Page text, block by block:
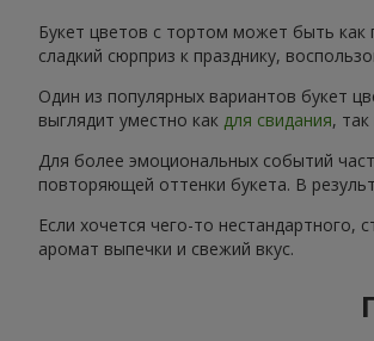
Букет цветов с тортом может быть
сладкий сюрприз к празднику,
Один из популярных вариантов букет
выглядит уместно как для свидания,
Для более эмоциональных событий
повторяющей оттенки букета. В
Если хочется чего-то
аромат выпечки и свежий вкус.